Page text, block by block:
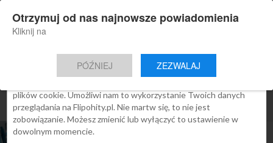
Nowa aplikacja Flipohity
Aktualne wiadomości, artykuły, TOP
Instalacja
All posts tagged "vietnam airlines"
ARTYKUŁY
Zgoda Szczegóły O cookies
Ta strona używa plików cookies
We Flipo robimy wszystko, aby pokazać Ci tylko te treści, które
plików cookie. Umożliwi nam to wykorzystanie Twoich danych
przeglądania na Flipohity.pl. Nie martw się, to nie jest
zobowiązanie. Możesz zmienić lub wyłączyć to ustawienie w
dowolnym momencie.
Otrzymuj od nas najnowsze powiadomienia
Kliknij na
PÓŹNIEJ ZEZWALAJ